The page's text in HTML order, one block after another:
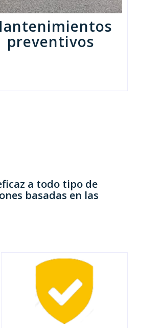
preventivos
a todo tipo de
basadas en las